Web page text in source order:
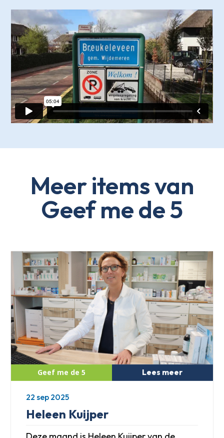
Meer items van
Geef me de 5
Heleen Kuijper
Lees meer
22 sep 2025